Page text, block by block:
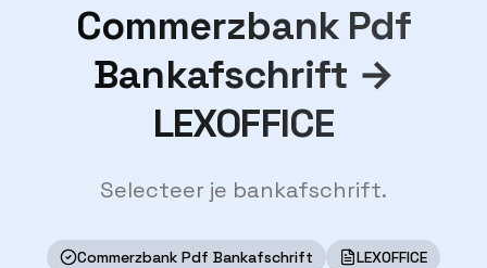
Commerzbank Pdf
Bankafschrift →
LEXOFFICE
Selecteer je bankafschrift.
Commerzbank Pdf Bankafschrift LEXOFFICE